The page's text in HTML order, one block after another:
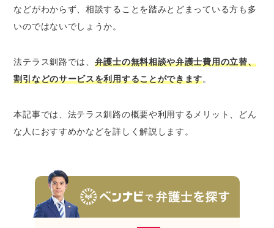
料（免除）になる可能性がある
電話・出張相談など、幅広い相談方法に対応
法テラス釧路を利用する方法
法テラスに相談する入り口は2つ
民事法律扶助制度の審査
などがわからず、相談することを踏みとどまっている方も多
いのではないでしょうか。
法テラス釧路では、 弁護士の無料相談や弁護士費用の立替、
割引などのサービスを利用することができます。
本記事では、法テラス釧路の概要や利用するメリット、どん
な人におすすめかなどを詳しく解説します。